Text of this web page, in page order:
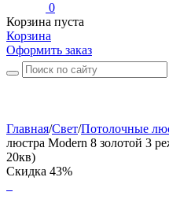
0
Корзина пуста
Корзина
Оформить заказ
Главная/Свет/Потолочные
люстра Modern 8 золотой 3
20кв)
Скидка 43%